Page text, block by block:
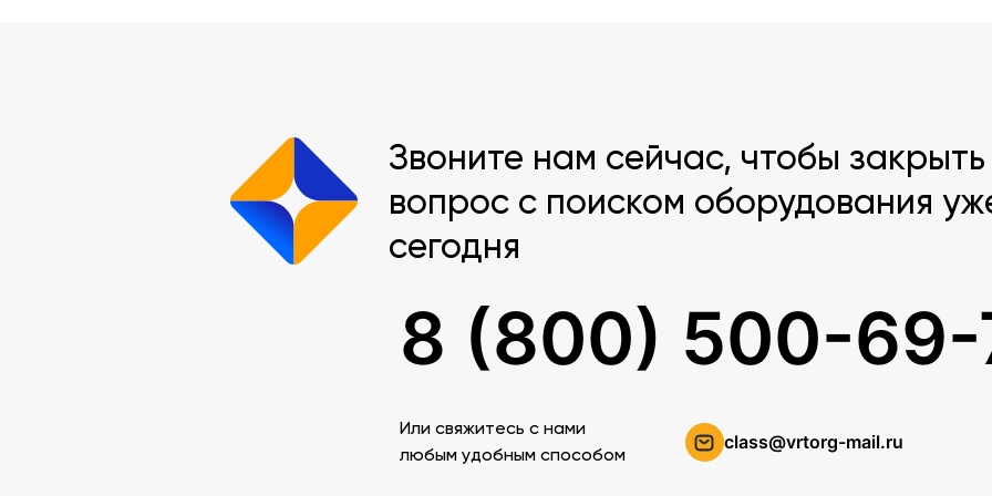
Звоните нам сейчас, чтобы закрыть
вопрос с поиском оборудования
сегодня
8 (800) 500-69-
Или свяжитесь c нами
любым удобным способом
class@vrtorg-mail.ru